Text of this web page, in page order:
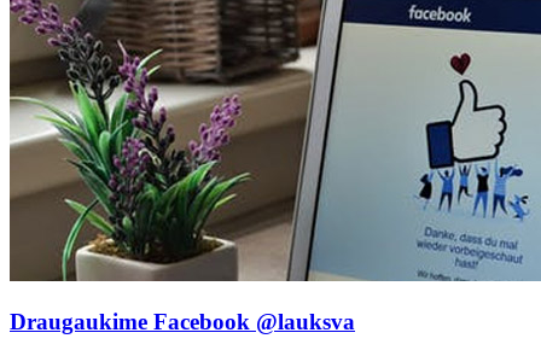
Draugaukime Facebook @lauksva